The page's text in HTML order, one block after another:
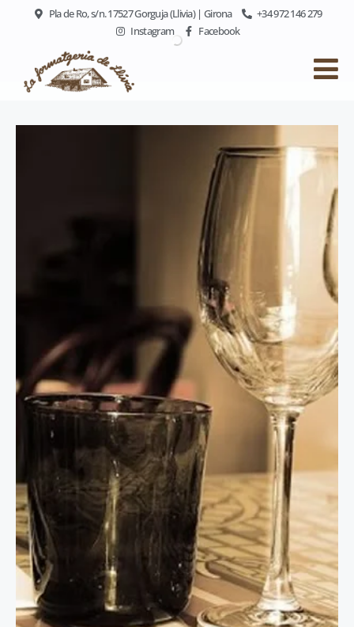
Pla de Ro, s/n. 17527 Gorguja (Llivia) | Girona
+34 972 146 279
Instagram
Facebook